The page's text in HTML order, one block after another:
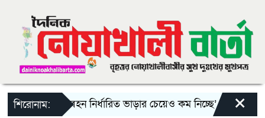
শিরোনাম:
দু-একটি পরিবহন নির্ধারিত ভাড়ার চেয়েও কম নিচ্ছে’ নোয়াখালী
×